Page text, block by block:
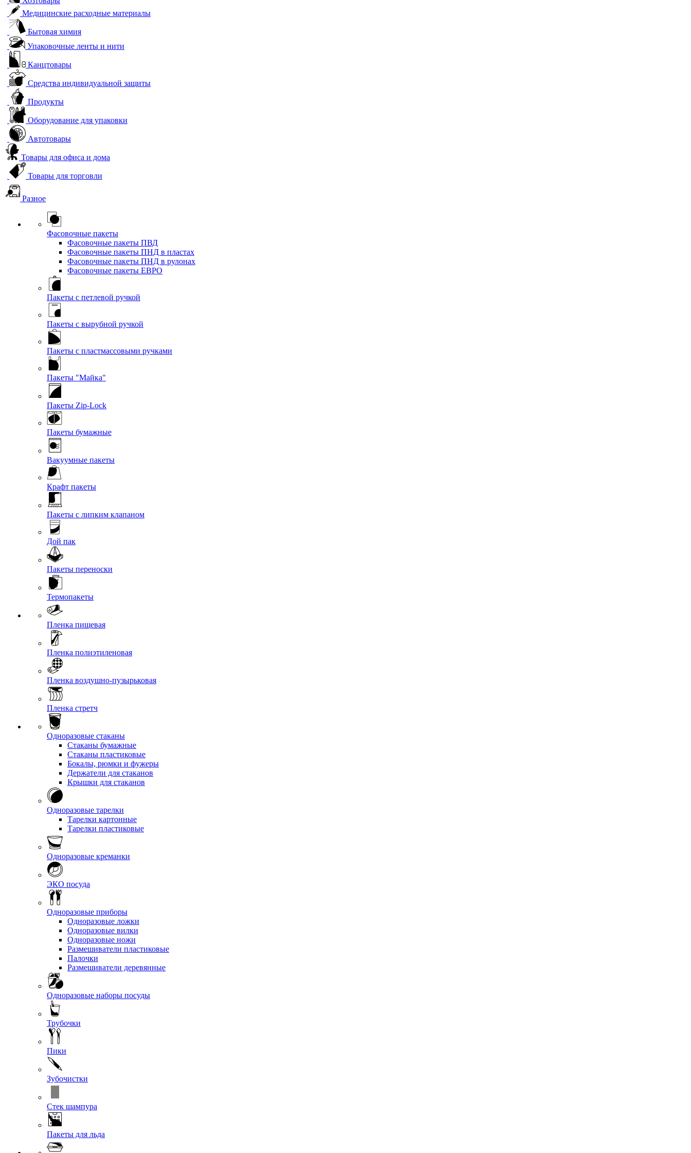
Медицинские расходные материалы
Бытовая химия
Упаковочные ленты и нити
Канцтовары
Средства индивидуальной защиты
Продукты
Оборудование для упаковки
Автотовары
Товары для офиса и дома
Товары для торговли
Разное
Фасовочные пакеты
Фасовочные пакеты ПВД
Фасовочные пакеты ПНД в пластах
Фасовочные пакеты ПНД в рулонах
Фасовочные пакеты ЕВРО
Пакеты с петлевой ручкой
Пакеты с вырубной ручкой
Пакеты с пластмассовыми ручками
Пакеты "Майка"
Пакеты Zip-Lock
Пакеты бумажные
Вакуумные пакеты
Крафт пакеты
Пакеты с липким клапаном
Дой пак
Пакеты переноски
Термопакеты
Пленка пищевая
Пленка полиэтиленовая
Пленка воздушно-пузырьковая
Пленка стретч
Одноразовые стаканы
Стаканы бумажные
Стаканы пластиковые
Бокалы, рюмки и фужеры
Держатели для стаканов
Крышки для стаканов
Одноразовые тарелки
Тарелки картонные
Тарелки пластиковые
Одноразовые креманки
ЭКО посуда
Одноразовые приборы
Одноразовые ложки
Одноразовые вилки
Одноразовые ножи
Размешиватели пластиковые
Палочки
Размешиватели деревянные
Одноразовые наборы посуды
Трубочки
Пики
Зубочистки
Стек шампура
Пакеты для льда